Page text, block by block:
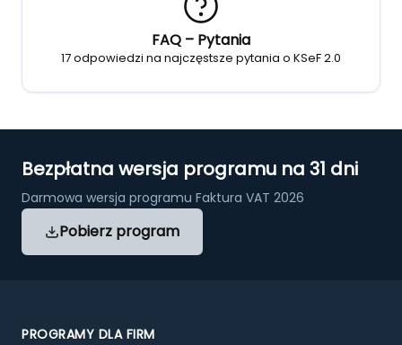
FAQ – Pytania
17 odpowiedzi na najczęstsze pytania o KSeF 2.0
Bezpłatna wersja programu na 31 dni
Darmowa wersja programu Faktura VAT 2026
Pobierz program
PROGRAMY DLA FIRM